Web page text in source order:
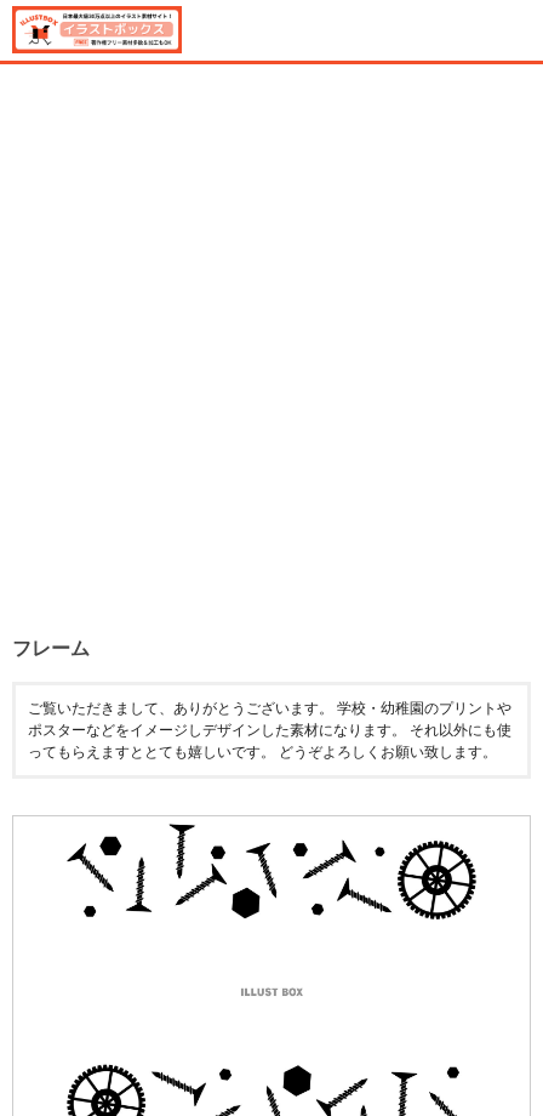
フレーム
ご覧いただきまして、ありがとうございます。 学校・幼稚園のプリントや
ポスターなどをイメージしデザインした素材になります。 それ以外にも使
ってもらえますととても嬉しいです。 どうぞよろしくお願い致します。